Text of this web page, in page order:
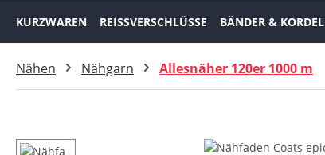
KURZWAREN REISSVERSCHLÜSSE BÄNDER & KORDEL
Nähen Nähgarn Allesnäher 120er 1000 m
Bildergalerie überspringen